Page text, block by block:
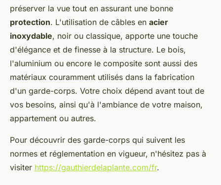
préserver la vue tout en assurant une bonne
protection. L'utilisation de câbles en acier
inoxydable, noir ou classique, apporte une touche
d'élégance et de finesse à la structure. Le bois,
l'aluminium ou encore le composite sont aussi des
matériaux couramment utilisés dans la fabrication
d'un garde-corps. Votre choix dépend avant tout de
vos besoins, ainsi qu'à l'ambiance de votre maison,
appartement ou autres.
Pour découvrir des garde-corps qui suivent les
normes et réglementation en vigueur, n'hésitez pas à
visiter https://gauthierdelaplante.com/fr.